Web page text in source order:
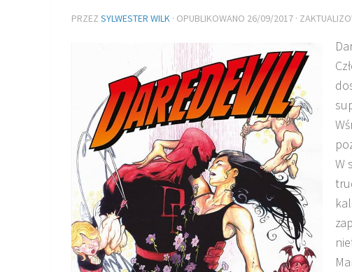
PRZEZ SYLWESTER WILK · OPUBLIKOWANO 26/09/2017 ·
W